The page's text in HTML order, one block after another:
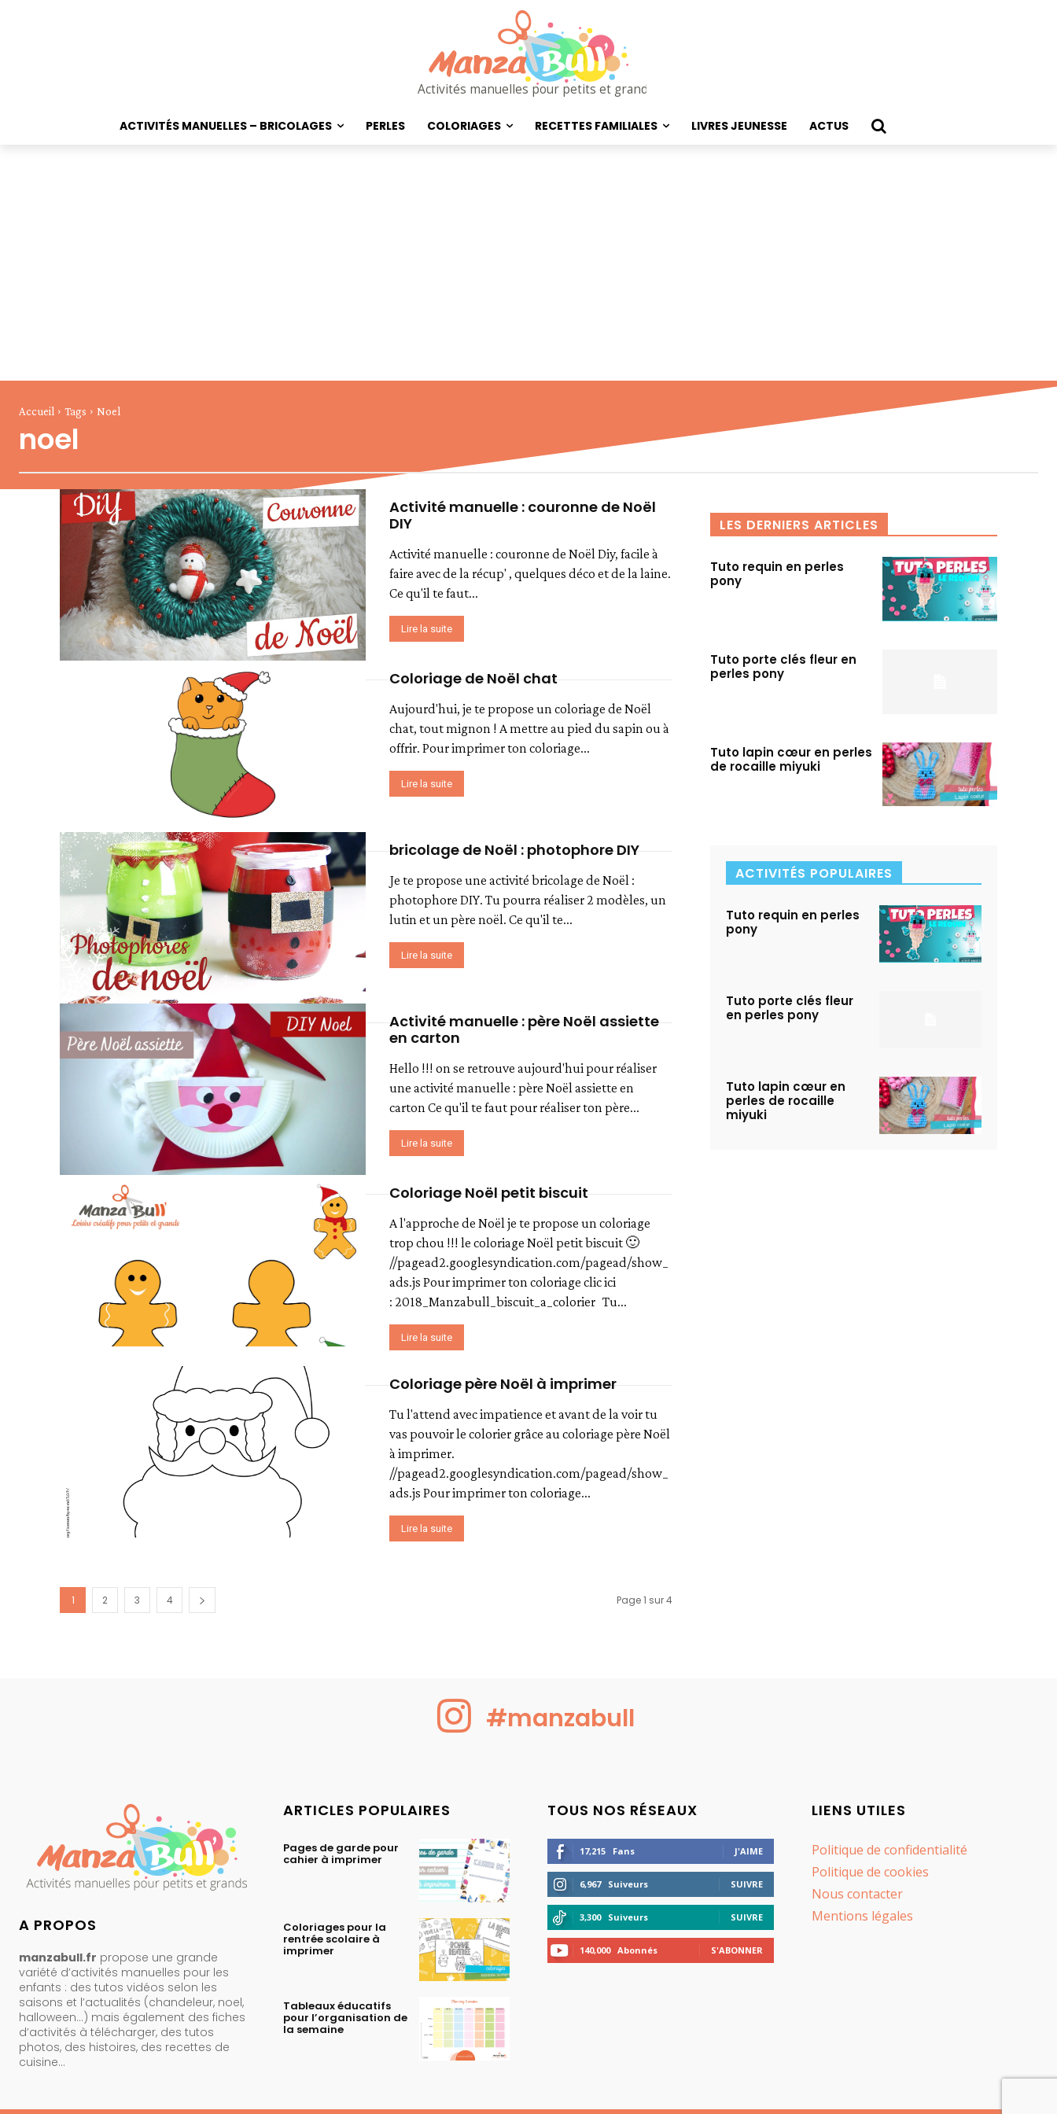
Activités manuelles pour petits et grands
ACTIVITÉS MANUELLES – BRICOLAGES PERLES COLORIAGES RECETTES FAMILIALES LIVRES JEUNESSE ACTUS
Accueil Tags Noel
noel
Activité manuelle : couronne de Noël
DIY
Activité manuelle : couronne de Noël Diy, facile à
faire avec de la récup' , quelques déco et de la laine.
Ce qu'il te faut...
Lire la suite
Coloriage de Noël chat
Aujourd'hui, je te propose un coloriage de Noël
chat, tout mignon ! A mettre au pied du sapin ou à
offrir. Pour imprimer ton coloriage...
Lire la suite
bricolage de Noël : photophore DIY
Je te propose une activité bricolage de Noël :
photophore DIY. Tu pourra réaliser 2 modèles, un
lutin et un père noël. Ce qu'il te...
Lire la suite
Activité manuelle : père Noël assiette
en carton
Hello !!! on se retrouve aujourd'hui pour réaliser
une activité manuelle : père Noël assiette en
carton Ce qu'il te faut pour réaliser ton père...
Lire la suite
Coloriage Noël petit biscuit
A l'approche de Noël je te propose un coloriage
trop chou !!! le coloriage Noël petit biscuit 🙂
//pagead2.googlesyndication.com/pagead/show_
ads.js Pour imprimer ton coloriage clic ici
: 2018_Manzabull_biscuit_a_colorier Tu...
Lire la suite
Coloriage père Noël à imprimer
Tu l'attend avec impatience et avant de la voir tu
vas pouvoir le colorier grâce au coloriage père Noël
à imprimer.
//pagead2.googlesyndication.com/pagead/show_
ads.js Pour imprimer ton coloriage...
Lire la suite
1 2 3 4 Page 1 sur 4
LES DERNIERS ARTICLES
Tuto requin en perles
pony
Tuto porte clés fleur en
perles pony
Tuto lapin cœur en perles
de rocaille miyuki
ACTIVITÉS POPULAIRES
Tuto requin en perles
pony
Tuto porte clés fleur
en perles pony
Tuto lapin cœur en
perles de rocaille
miyuki
#manzabull
A PROPOS
manzabull.fr propose une grande
variété d’activités manuelles pour les
enfants : des tutos vidéos selon les
saisons et l’actualités (chandeleur, noel,
halloween…) mais également des fiches
d’activités à télécharger, des tutos
photos, des histoires, des recettes de
cuisine…
ARTICLES POPULAIRES
Pages de garde pour
cahier à imprimer
Coloriages pour la
rentrée scolaire à
imprimer
Tableaux éducatifs
pour l’organisation de
la semaine
TOUS NOS RÉSEAUX
17,215 Fans J'AIME
6,967 Suiveurs SUIVRE
3,300 Suiveurs SUIVRE
140,000 Abonnés S'ABONNER
LIENS UTILES
Politique de confidentialité
Politique de cookies
Nous contacter
Mentions légales